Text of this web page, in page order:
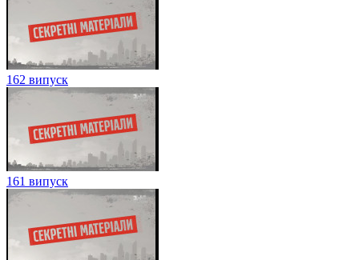
162 випуск
161 випуск